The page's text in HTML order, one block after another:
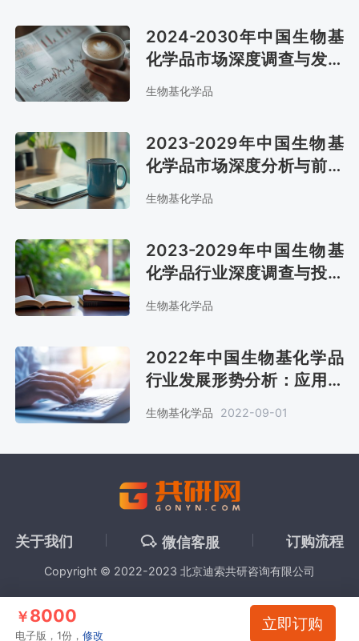
2024-2030年中国生物基
化学品市场深度调查与发展
前景报告
生物基化学品
2023-2029年中国生物基
化学品市场深度分析与前景
趋势报告
生物基化学品
2023-2029年中国生物基
化学品行业深度调查与投资
潜力分析报告
生物基化学品
2022年中国生物基化学品
行业发展形势分析：应用前
生物基化学品 2022-09-01
￥8000
电子版，1份，修改
立即订购
关于我们 微信客服 订购流程
Copyright © 2022-2023 北京迪索共研咨询有限公司